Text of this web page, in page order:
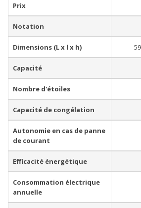
Prix
Notation
Dimensions (L x l x h)
Capacité
Nombre d'étoiles
Capacité de congélation
Autonomie en cas de panne
de courant
Efficacité énergétique
Consommation électrique
annuelle